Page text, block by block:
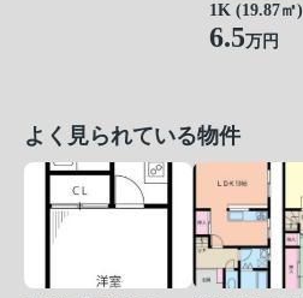
1K (19.87㎡)
6.5万円
よく見られている物件